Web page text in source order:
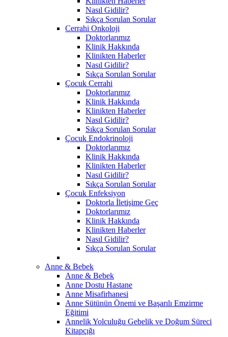
Nasıl Gidilir?
Sıkça Sorulan Sorular
Cerrahi Onkoloji
Doktorlarımız
Klinik Hakkında
Klinikten Haberler
Nasıl Gidilir?
Sıkça Sorulan Sorular
Çocuk Cerrahi
Doktorlarımız
Klinik Hakkında
Klinikten Haberler
Nasıl Gidilir?
Sıkça Sorulan Sorular
Çocuk Endokrinoloji
Doktorlarımız
Klinik Hakkında
Klinikten Haberler
Nasıl Gidilir?
Sıkça Sorulan Sorular
Çocuk Enfeksiyon
Doktorla İletişime Geç
Doktorlarımız
Klinik Hakkında
Klinikten Haberler
Nasıl Gidilir?
Sıkça Sorulan Sorular
Anne & Bebek
Anne & Bebek
Anne Dostu Hastane
Anne Misafirhanesi
Anne Sütünün Önemi ve Başarılı Emzirme
Eğitimi
Annelik Yolculuğu Gebelik ve Doğum Süreci
Kitapçığı